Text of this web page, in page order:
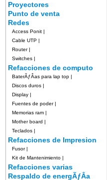
Proyectores
Punto de venta
Redes
Access Ponit |
Cable UTP |
Router|
Switches |
Refacciones de computo
BaterÃƒÂ­as para lap top |
Discos duros |
Display |
Fuentes de poder|
Memorias ram |
Mother board |
Teclados |
Refacciones de Impresion
Fusor|
Kit de Mantenimiento |
Refacciones varias
Respaldo de energÃƒÂ­a